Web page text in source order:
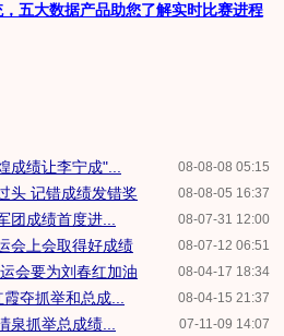
五大数据产品助您了解实时比赛进程
08-08-08 05:15
成绩让李宁成"...
08-08-05 16:37
头 记错成绩发错奖
08-07-31 12:00
团成绩首度进...
08-07-12 06:51
会上会取得好成绩
08-04-17 18:34
会要为刘春红加油
08-04-15 21:37
夺抓举和总成...
07-11-09 14:07
泉抓举总成绩...